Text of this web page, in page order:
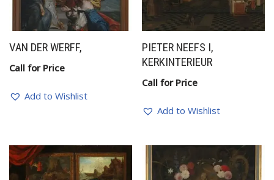
VAN DER WERFF,
Call for Price
Add to Wishlist
PIETER NEEFS I,
KERKINTERIEUR
Call for Price
Add to Wishlist